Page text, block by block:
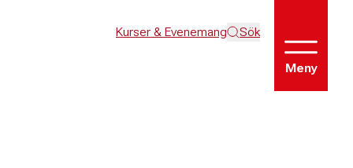
Kurser & Evenemang Sök
Meny